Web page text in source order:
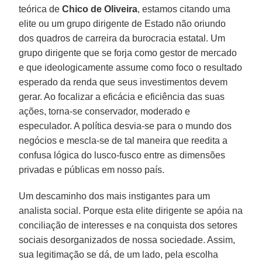
teórica deChico de Oliveira, estamos citando uma
elite ou um grupo dirigente de Estado não oriundo
dos quadros de carreira da burocracia estatal. Um
grupo dirigente que se forja como gestor de mercado
e que ideologicamente assume como foco o resultado
esperado da renda que seus investimentos devem
gerar. Ao focalizar a eficácia e eficiência das suas
ações, torna-se conservador, moderado e
especulador. A política desvia-se para o mundo dos
negócios e mescla-se de tal maneira que reedita a
confusa lógica do lusco-fusco entre as dimensões
privadas e públicas em nosso país.
Um descaminho dos mais instigantes para um
analista social. Porque esta elite dirigente se apóia na
conciliação de interesses e na conquista dos setores
sociais desorganizados de nossa sociedade. Assim,
sua legitimação se dá, de um lado, pela escolha